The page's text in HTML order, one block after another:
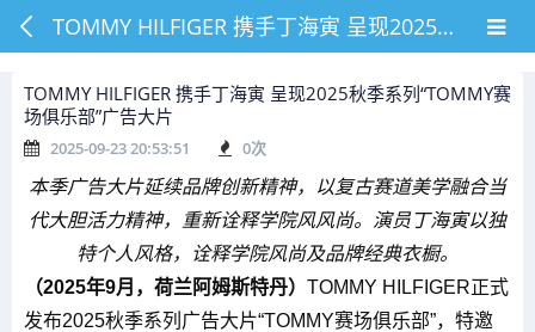
TOMMY HILFIGER 携手丁海寅 呈现2025秋季系列“TOMMY赛场俱乐部”广告大片
TOMMY HILFIGER 携手丁海寅 呈现2025秋季系列“TOMMY赛
场俱乐部”广告大片
2025-09-23 20:53:51 0次
本季广告大片延续品牌创新精神，以复古赛道美学融合当
代大胆活力精神，重新诠释学院风风尚。
演员丁海寅以独
特个人风格，诠释学院风尚及品牌经典衣橱。
（2025年9月，荷兰阿姆斯特丹） TOMMY HILFIGER正式
发布2025秋季系列广告大片“TOMMY赛场俱乐部”，特邀